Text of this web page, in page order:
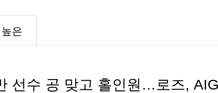
은
선수 공 맞고 홀인원…로즈,